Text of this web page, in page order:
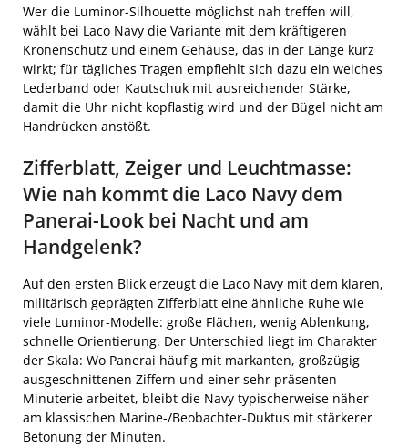
Wer die Luminor-Silhouette möglichst nah treffen will,
wählt bei Laco Navy die Variante mit dem kräftigeren
Kronenschutz und einem Gehäuse, das in der Länge kurz
wirkt; für tägliches Tragen empfiehlt sich dazu ein weiches
Lederband oder Kautschuk mit ausreichender Stärke,
damit die Uhr nicht kopflastig wird und der Bügel nicht am
Handrücken anstößt.
Zifferblatt, Zeiger und Leuchtmasse:
Wie nah kommt die Laco Navy dem
Panerai-Look bei Nacht und am
Handgelenk?
Auf den ersten Blick erzeugt die Laco Navy mit dem klaren,
militärisch geprägten Zifferblatt eine ähnliche Ruhe wie
viele Luminor-Modelle: große Flächen, wenig Ablenkung,
schnelle Orientierung. Der Unterschied liegt im Charakter
der Skala: Wo Panerai häufig mit markanten, großzügig
ausgeschnittenen Ziffern und einer sehr präsenten
Minuterie arbeitet, bleibt die Navy typischerweise näher
am klassischen Marine-/Beobachter-Duktus mit stärkerer
Betonung der Minuten.